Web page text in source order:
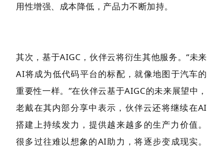
用性增强、成本降低，产品力不断加持。
其次，基于AIGC，伙伴云将衍生其他服务。“未来
AI将成为低代码平台的标配，就像地图于汽车的
重要性一样。”在伙伴云基于AIGC的未来展望中，
老戴在其内部分享中表示，伙伴云还将继续在AI
搭建上持续发力，提供越来越多的生产力价值。
很多过往难以想象的AI助力，将逐步变成现实。